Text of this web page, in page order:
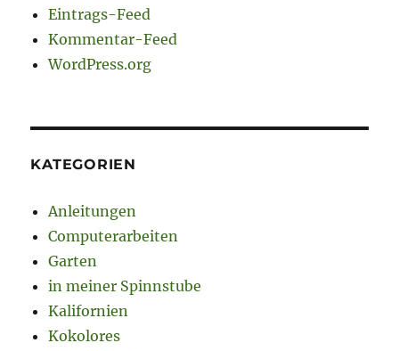
Eintrags-Feed
Kommentar-Feed
WordPress.org
KATEGORIEN
Anleitungen
Computerarbeiten
Garten
in meiner Spinnstube
Kalifornien
Kokolores